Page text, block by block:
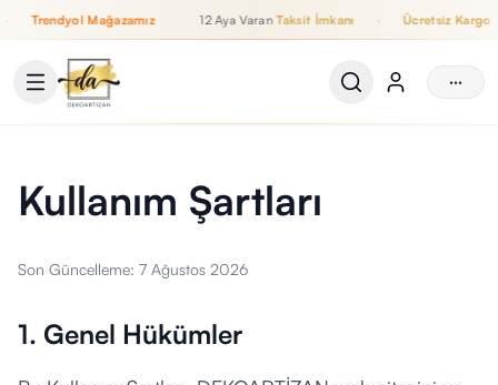
Trendyol Mağazamız 12 Aya Varan Taksit İmkanı Ücretsiz Kargo
···
Kullanım Şartları
Son Güncelleme: 7 Ağustos 2026
1. Genel Hükümler